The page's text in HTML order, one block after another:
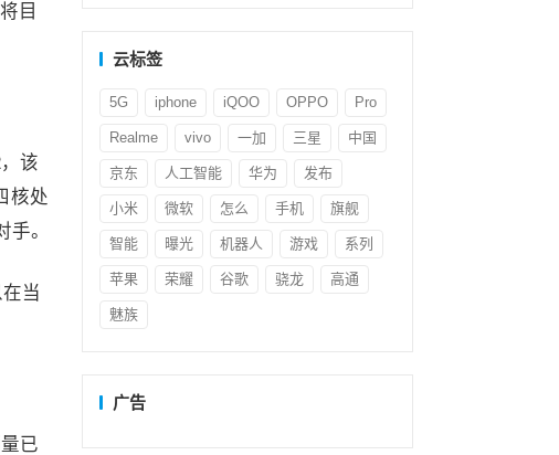
目
该
核处
。
当
已
云标签
5G iphone iQOO OPPO Pro
Realme vivo 一加 三星 中国
京东 人工智能 华为 发布
小米 微软 怎么 手机 旗舰
智能 曝光 机器人 游戏 系列
苹果 荣耀 谷歌 骁龙 高通
魅族
广告